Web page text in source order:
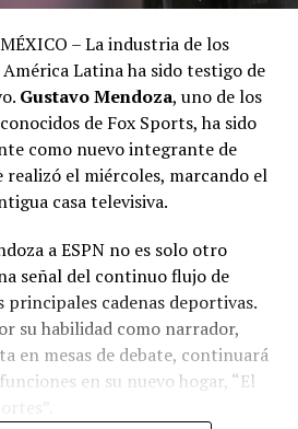
– La industria de los
Latina ha sido testigo de
Gustavo Mendoza, uno de los
de Fox Sports, ha sido
como nuevo integrante de
realizó el miércoles, marcando el
casa televisiva.
a ESPN no es solo otro
señal del continuo flujo de
cadenas deportivas.
su habilidad como narrador,
en mesas de debate, continuará
en su nuevo hogar, “El